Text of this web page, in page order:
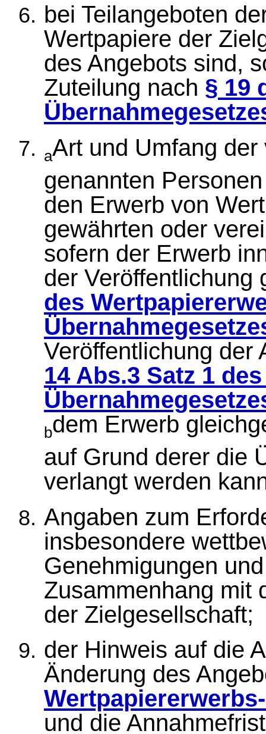
bei Teilangeboten
Wertpapiere der
des Angebots sind,
Zuteilung nach § 19
aArt und Umfang
genannten
den Erwerb von
gewährten oder
sofern der Erwerb
der Veröffentlichung
des
Veröffentlichung
14 Abs.3 Satz 1
bdem Erwerb
auf Grund derer die
verlangt werden
Angaben zum
insbesondere
Genehmigungen
Zusammenhang mit
der Zielgesellschaft;
der Hinweis auf die
Änderung des
und die